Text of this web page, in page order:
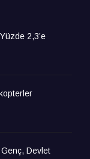
2,3’e
Devlet